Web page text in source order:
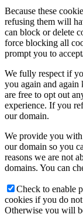
Because these
refusing them will
can block or delete
force blocking all
prompt you to
We fully respect if
you again and
are free to opt out
experience. If you
our domain.
We provide you
our domain so you
reasons we are not
domains. You can
Check to enable
cookies if you do
Otherwise you will